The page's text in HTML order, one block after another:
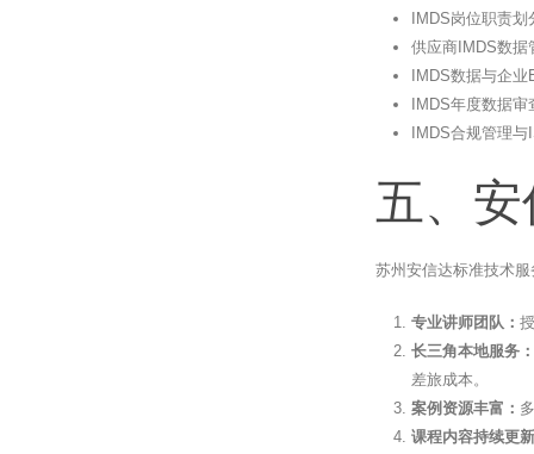
IMDS岗位职责
供应商IMDS数据
IMDS数据与企
IMDS年度数据
IMDS合规管理
五、
苏州安信达标准技术
专业讲师团队：
长三角本地服务：
差旅成本。
案例资源丰富：
课程内容持续更